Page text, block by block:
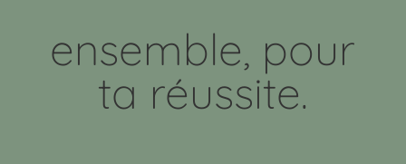
ensemble, pour
ta réussite.